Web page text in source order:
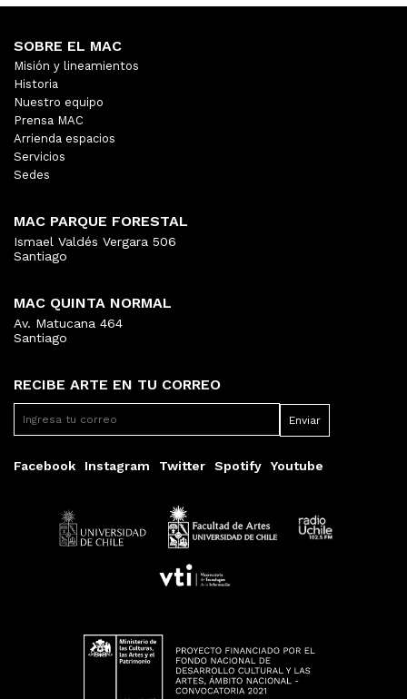
RECIBE ARTE EN TU CORREO
Facebook Instagram Twitter Spotify Youtube
SOBRE EL MAC
Misión y lineamientos
Historia
Nuestro equipo
Prensa MAC
Arrienda espacios
Servicios
Sedes
MAC PARQUE FORESTAL
Ismael Valdés Vergara 506
Santiago
MAC QUINTA NORMAL
Av. Matucana 464
Santiago